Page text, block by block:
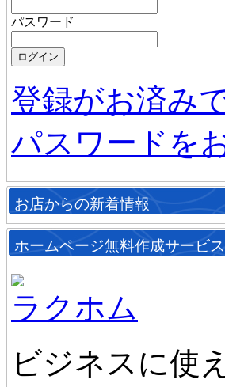
パスワード
登録がお済み
パスワードを
お店からの新着情報
ホームページ無料作成サービス
ラクホム
ビジネスに使